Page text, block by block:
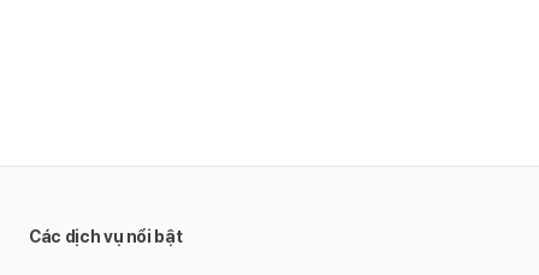
Các dịch vụ nổi bật